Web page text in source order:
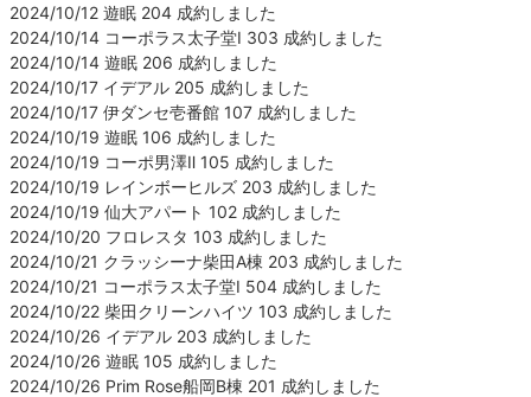
2024/10/12 遊眠 204 成約しました
2024/10/14 コーポラス太子堂Ⅰ 303 成約しました
2024/10/14 遊眠 206 成約しました
2024/10/17 イデアル 205 成約しました
2024/10/17 伊ダンセ壱番館 107 成約しました
2024/10/19 遊眠 106 成約しました
2024/10/19 コーポ男澤Ⅱ 105 成約しました
2024/10/19 レインボーヒルズ 203 成約しました
2024/10/19 仙大アパート 102 成約しました
2024/10/20 フロレスタ 103 成約しました
2024/10/21 クラッシーナ柴田A棟 203 成約しました
2024/10/21 コーポラス太子堂Ⅰ 504 成約しました
2024/10/22 柴田クリーンハイツ 103 成約しました
2024/10/26 イデアル 203 成約しました
2024/10/26 遊眠 105 成約しました
2024/10/26 Prim Rose船岡B棟 201 成約しました